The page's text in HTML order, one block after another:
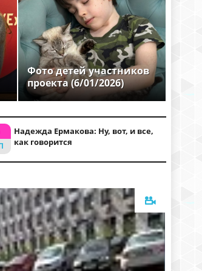
Фото детей участников
проекта (6/01/2026)
Надежда Ермакова: Ну, вот, и все,
как говорится